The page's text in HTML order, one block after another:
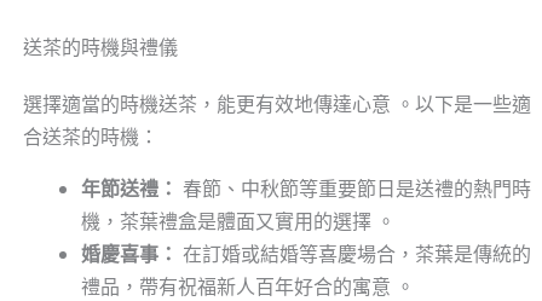
送茶的時機與禮儀
選擇適當的時機送茶，能更有效地傳達心意 。以下是一些適
合送茶的時機：
年節送禮： 春節、中秋節等重要節日是送禮的熱門時
機，茶葉禮盒是體面又實用的選擇 。
婚慶喜事： 在訂婚或結婚等喜慶場合，茶葉是傳統的
禮品，帶有祝福新人百年好合的寓意 。